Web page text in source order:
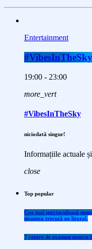
Entertainment
#VibesInTheSky
19:00 - 23:00
more_vert
#VibesInTheSky
niciodată singur!
Informațiile actuale
close
Top popular
Cea mai spectaculoasă
noaptea trecută pe litoral.
7 centre de examen